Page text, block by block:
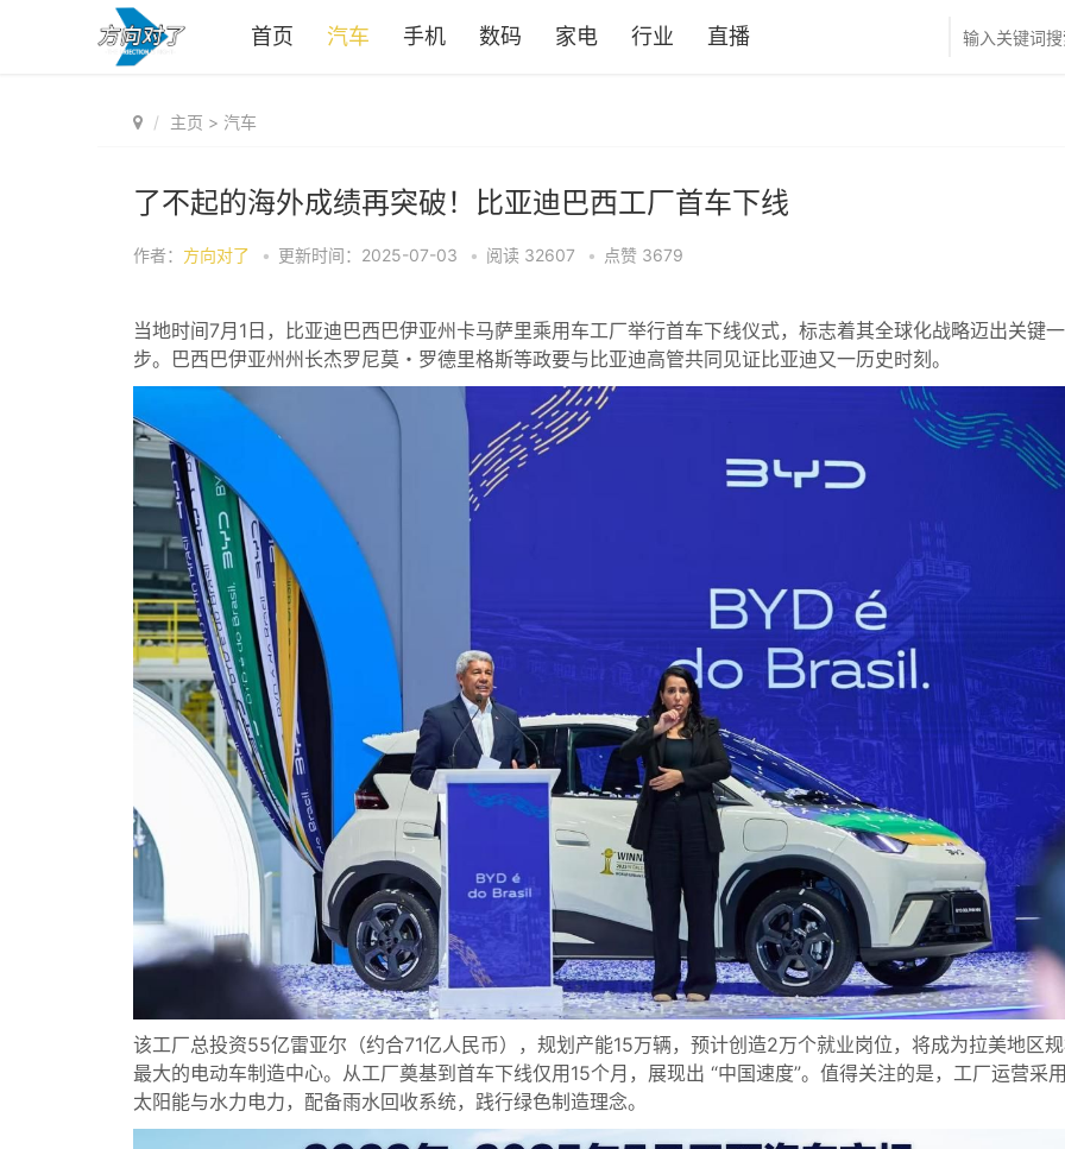
首页 汽车 手机 数码 家电 行业 直播
主页 > 汽车
了不起的海外成绩再突破！比亚迪巴西工厂首车下线
作者： 方向对了 • 更新时间：2025-07-03 • 阅读 32607 • 点赞 3679
当地时间7月1日，比亚迪巴西巴伊亚州卡马萨里乘用车工厂举行首车下线仪式，标志着其全球化战略迈出关键一
步。巴西巴伊亚州州长杰罗尼莫・罗德里格斯等政要与比亚迪高管共同见证比亚迪又一历史时刻。
该工厂总投资55亿雷亚尔（约合71亿人民币），规划产能15万辆，预计创造2万个就业岗位，将成为拉美地区
最大的电动车制造中心。从工厂奠基到首车下线仅用15个月，展现出 “中国速度”。值得关注的是，工厂运营采
太阳能与水力电力，配备雨水回收系统，践行绿色制造理念。